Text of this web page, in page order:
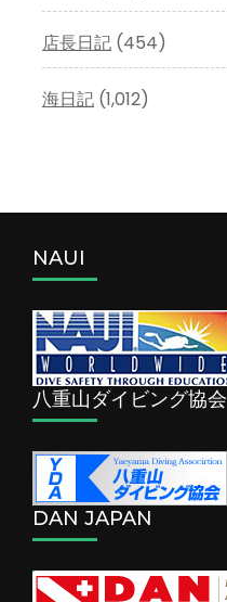
店長日記 (454)
海日記 (1,012)
NAUI
八重山ダイビング協会
DAN JAPAN